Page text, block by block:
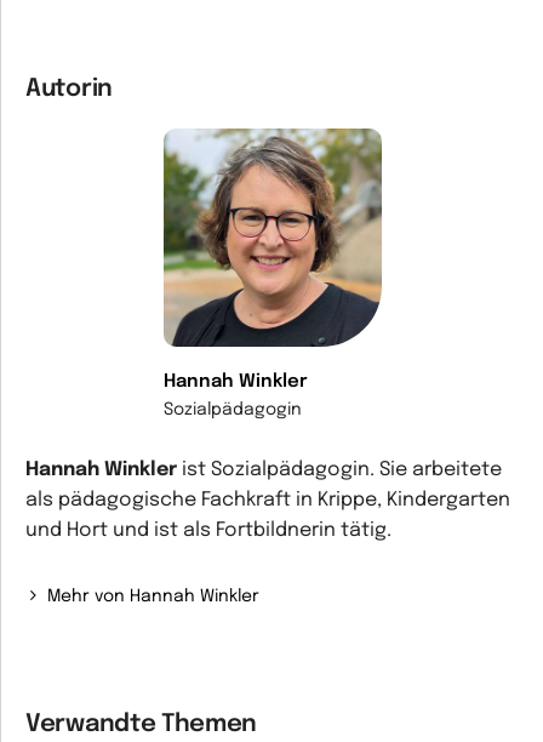
Autorin
Hannah Winkler
Sozialpädagogin
Hannah Winkler ist Sozialpädagogin. Sie arbeitete
als pädagogische Fachkraft in Krippe, Kindergarten
und Hort und ist als Fortbildnerin tätig.
Mehr von Hannah Winkler
Verwandte Themen